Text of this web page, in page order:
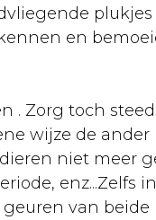
en
. Zorg toch
wijze de ander
niet meer
enz...Zelfs
van beide